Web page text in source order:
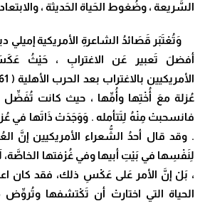
السَّريعة ، وضُغوط الحَياة الحَديثة ،
أفضلَ تَعبير عَن الاغترابِ ، حَيْثُ
عُزلة معَ أُخْتِها وأُمِّها ، حيث كانت تُفَضِّل
فانسحبتْ مِنْهُ لِتَتأمله . وَوَجَدَتْ ذَاتَها في
. وقد قال أحدُ الشُّعراء الأمريكيين إنَّ
لِنَفْسِها في بَيْتِ أبيها وفي غُرْفتها الخاصَّة،
، بَلْ إنَّ الأمر عَلى عَكْسِ ذلك، فقد كان
الحياة التي اختارتْ أن تَكْتشفها وتُروِّض